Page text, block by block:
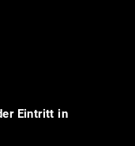
Eintritt in